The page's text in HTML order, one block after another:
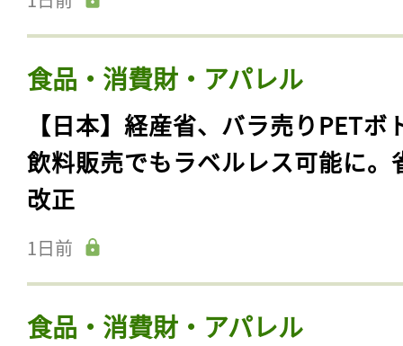
食品・消費財・アパレル
【日本】経産省、バラ売りPETボ
飲料販売でもラベルレス可能に。
改正
1日前
食品・消費財・アパレル